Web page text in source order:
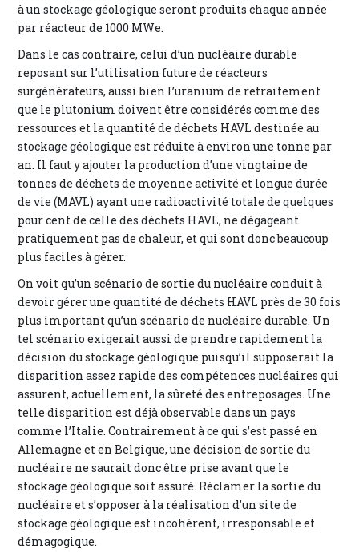
à un stockage géologique seront produits chaque année
par réacteur de 1000 MWe.
Dans le cas contraire, celui d’un nucléaire durable
reposant sur l’utilisation future de réacteurs
surgénérateurs, aussi bien l’uranium de retraitement
que le plutonium doivent être considérés comme des
ressources et la quantité de déchets HAVL destinée au
stockage géologique est réduite à environ une tonne par
an. Il faut y ajouter la production d’une vingtaine de
tonnes de déchets de moyenne activité et longue durée
de vie (MAVL) ayant une radioactivité totale de quelques
pour cent de celle des déchets HAVL, ne dégageant
pratiquement pas de chaleur, et qui sont donc beaucoup
plus faciles à gérer.
On voit qu’un scénario de sortie du nucléaire conduit à
devoir gérer une quantité de déchets HAVL près de 30 fois
plus important qu’un scénario de nucléaire durable. Un
tel scénario exigerait aussi de prendre rapidement la
décision du stockage géologique puisqu’il supposerait la
disparition assez rapide des compétences nucléaires qui
assurent, actuellement, la sûreté des entreposages. Une
telle disparition est déjà observable dans un pays
comme l’Italie. Contrairement à ce qui s’est passé en
Allemagne et en Belgique, une décision de sortie du
nucléaire ne saurait donc être prise avant que le
stockage géologique soit assuré. Réclamer la sortie du
nucléaire et s’opposer à la réalisation d’un site de
stockage géologique est incohérent, irresponsable et
démagogique.